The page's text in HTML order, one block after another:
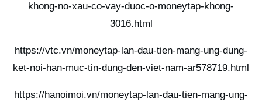
khong-no-xau-co-vay-duoc-o-moneytap-khong-
3016.html
https://vtc.vn/moneytap-lan-dau-tien-mang-ung-dung-
ket-noi-han-muc-tin-dung-den-viet-nam-ar578719.html
https://hanoimoi.vn/moneytap-lan-dau-tien-mang-ung-